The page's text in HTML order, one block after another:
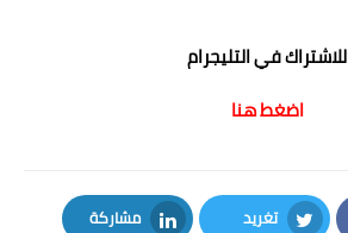
للاشتراك في التليجرام
اضغط هنا
تغريد مشاركة